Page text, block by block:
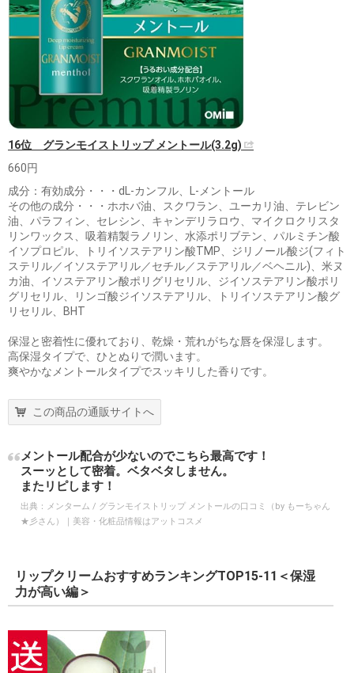
16位 グランモイストリップ メントール(3.2g)
660円
成分：有効成分・・・dL-カンフル、L-メントール
その他の成分・・・ホホバ油、スクワラン、ユーカリ油、テレビン
油、パラフィン、セレシン、キャンデリラロウ、マイクロクリスタ
リンワックス、吸着精製ラノリン、水添ポリブテン、パルミチン酸
イソプロピル、トリイソステアリン酸TMP、ジリノール酸ジ(フィト
ステリル／イソステアリル／セチル／ステアリル／ベヘニル)、米ヌ
カ油、イソステアリン酸ポリグリセリル、ジイソステアリン酸ポリ
グリセリル、リンゴ酸ジイソステアリル、トリイソステアリン酸グ
リセリル、BHT
保湿と密着性に優れており、乾燥・荒れがちな唇を保湿します。
高保湿タイプで、ひとぬりで潤います。
爽やかなメントールタイプでスッキリした香りです。
この商品の通販サイトへ
メントール配合が少ないのでこちら最高です！
スーッとして密着。ベタベタしません。
またリピします！
出典： メンターム / グランモイストリップ メントールの口コミ（by もーちゃん
★彡さん）｜美容・化粧品情報はアットコスメ
リップクリームおすすめランキングTOP15-11＜保湿
力が高い編＞